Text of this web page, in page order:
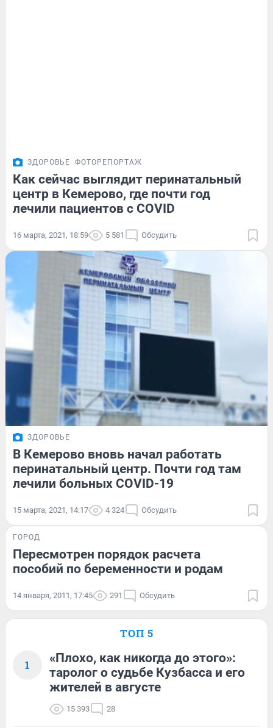
ЗДОРОВЬЕ ФОТОРЕПОРТАЖ
Как сейчас выглядит перинатальный
центр в Кемерово, где почти год
лечили пациентов с COVID
16 марта, 2021, 18:59 5 581 Обсудить
ЗДОРОВЬЕ
В Кемерово вновь начал работать
перинатальный центр. Почти год там
лечили больных COVID-19
15 марта, 2021, 14:17 4 324 Обсудить
ГОРОД
Пересмотрен порядок расчета
пособий по беременности и родам
14 января, 2011, 17:45 291 Обсудить
ТОП 5
1
«Плохо, как никогда до этого»:
таролог о судьбе Кузбасса и его
жителей в августе
15 393 28